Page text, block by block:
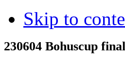
Skip to
230604 Bohuscup